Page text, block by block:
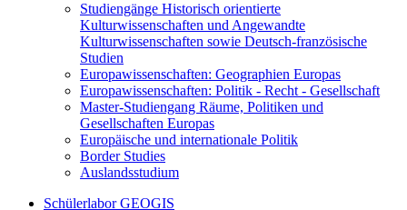
Studiengänge Historisch orientierte
Kulturwissenschaften und Angewandte
Kulturwissenschaften sowie Deutsch-französische
Studien
Europawissenschaften: Geographien Europas
Europawissenschaften: Politik - Recht - Gesellschaft
Master-Studiengang Räume, Politiken und
Gesellschaften Europas
Europäische und internationale Politik
Border Studies
Auslandsstudium
Schülerlabor GEOGIS